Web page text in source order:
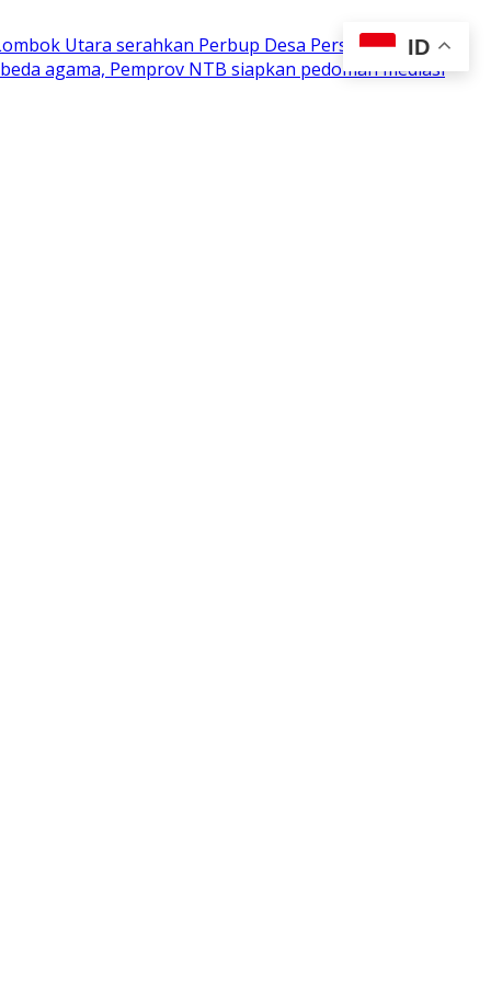
Utara serahkan Perbup Desa Persiapan
agama, Pemprov NTB siapkan pedoman mediasi
ID